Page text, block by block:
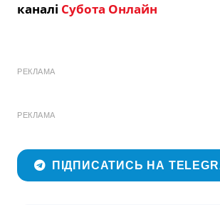
каналі Субота Онлайн
РЕКЛАМА
РЕКЛАМА
ПІДПИСАТИСЬ НА